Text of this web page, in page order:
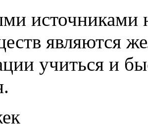
источниками
являются
учиться и